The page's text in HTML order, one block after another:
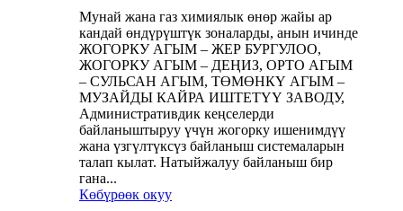
Мунай жана газ химиялык өнөр жайы ар
кандай өндүрүштүк зоналарды, анын ичинде
ЖОГОРКУ АГЫМ – ЖЕР БУРГУЛОО,
ЖОГОРКУ АГЫМ – ДЕҢИЗ, ОРТО АГЫМ
– СУЛЬСАН АГЫМ, ТӨМӨНКҮ АГЫМ –
МУЗАЙДЫ КАЙРА ИШТЕТҮҮ ЗАВОДУ,
Административдик кеңселерди
байланыштыруу үчүн жогорку ишенимдүү
жана үзгүлтүксүз байланыш системаларын
талап кылат. Натыйжалуу байланыш бир
гана...
Көбүрөөк окуу